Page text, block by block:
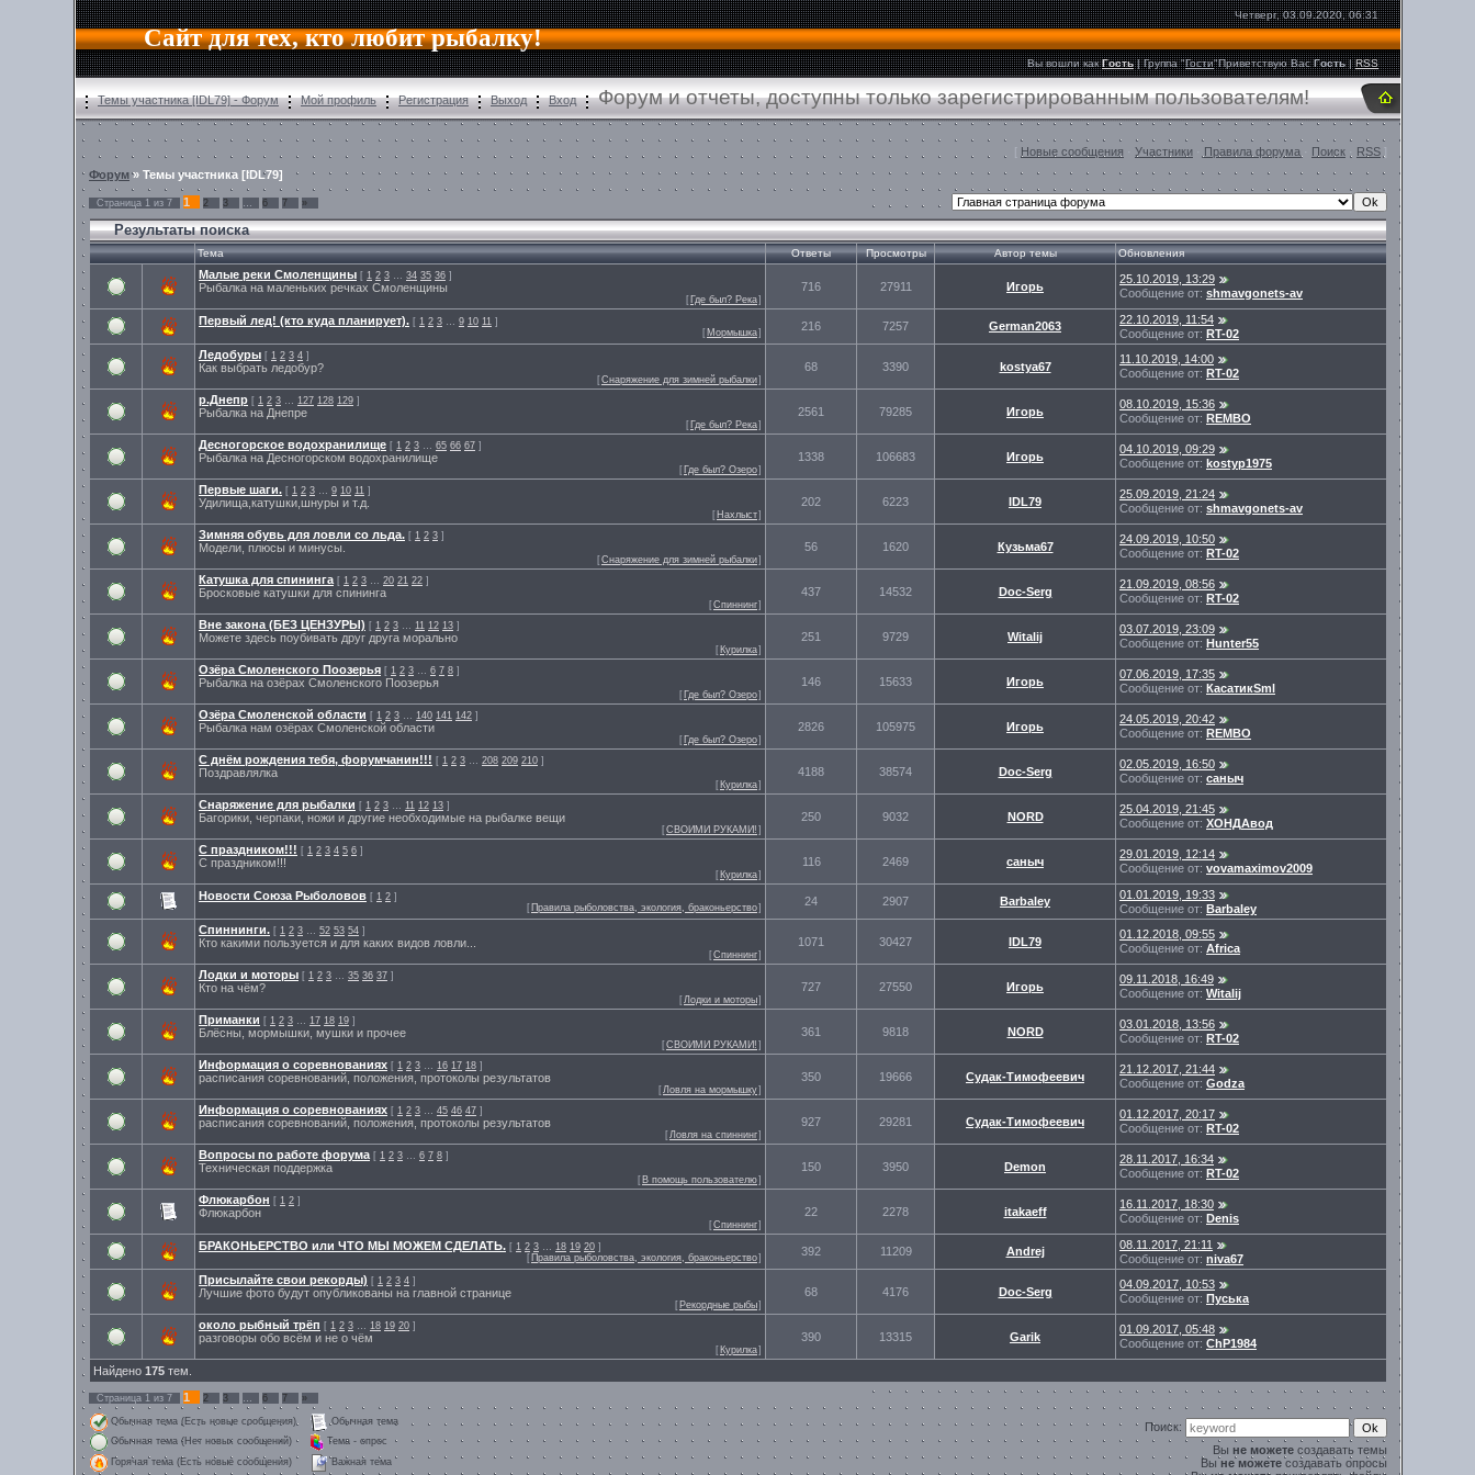
Сайт для тех, кто любит рыбалку!
Четверг, 03.09.2020, 06:31
Вы вошли как Гость|Группа"Гости"Приветствую Вас Гость |RSS
Темы участника [IDL79] - Форум Мой профиль Регистрация Выход Вход Форум и отчеты, доступны только зарегистрированным пользователям!
[ Новые сообщения Участники Правила форума Поиск RSS ]
Форум» Темы участника [IDL79]
Страница 1 из 7 1 2 3 … 6 7 »
Результаты поиска
Тема Ответы Просмотры Автор темы Обновления
Малые реки Смоленщины [ 1 2 3 … 34 35 36 ]
Рыбалка на маленьких речках Смоленщины
[ Где был? Река]
716 27911 Игорь
25.10.2019, 13:29
Сообщение от: shmavgonets-av
Первый лед! (кто куда планирует). [ 1 2 3 … 9 10 11 ]
[ Мормышка] 216 7257 German2063
22.10.2019, 11:54
Сообщение от: RT-02
Ледобуры [ 1 2 3 4 ]
Как выбрать ледобур?
[Снаряжение для зимней рыбалки]
68 3390 kostya67
11.10.2019, 14:00
Сообщение от: RT-02
р.Днепр [ 1 2 3 … 127 128 129 ]
Рыбалка на Днепре
[ Где был? Река]
2561 79285 Игорь
08.10.2019, 15:36
Сообщение от: REMBO
Десногорское водохранилище [ 1 2 3 … 65 66 67 ]
Рыбалка на Десногорском водохранилище
[ Где был? Озеро]
1338 106683 Игорь
04.10.2019, 09:29
Сообщение от: kostyp1975
Первые шаги. [ 1 2 3 … 9 10 11 ]
Удилища,катушки,шнуры и т.д.
[ Нахлыст]
202 6223 IDL79
25.09.2019, 21:24
Сообщение от: shmavgonets-av
Зимняя обувь для ловли со льда. [ 1 2 3 ]
Модели, плюсы и минусы.
[Снаряжение для зимней рыбалки]
56 1620 Кузьма67
24.09.2019, 10:50
Сообщение от: RT-02
Катушка для спининга [ 1 2 3 … 20 21 22 ]
Бросковые катушки для спининга
[Спиннинг]
437 14532 Doc-Serg
21.09.2019, 08:56
Сообщение от: RT-02
Вне закона (БЕЗ ЦЕНЗУРЫ) [ 1 2 3 … 11 12 13 ]
Можете здесь поубивать друг друга морально
[ Курилка]
251 9729 Witalij
03.07.2019, 23:09
Сообщение от: Hunter55
Озёра Смоленского Поозерья [ 1 2 3 … 6 7 8 ]
Рыбалка на озёрах Смоленского Поозерья
[ Где был? Озеро]
146 15633 Игорь
07.06.2019, 17:35
Сообщение от: КасатикSml
Озёра Смоленской области [ 1 2 3 … 140 141 142 ]
Рыбалка нам озёрах Смоленской области
[ Где был? Озеро]
2826 105975 Игорь
24.05.2019, 20:42
Сообщение от: REMBO
С днём рождения тебя, форумчанин!!! [ 1 2 3 … 208 209 210 ]
Поздравлялка
[ Курилка]
4188 38574 Doc-Serg
02.05.2019, 16:50
Сообщение от: саныч
Снаряжение для рыбалки [ 1 2 3 … 11 12 13 ]
Багорики, черпаки, ножи и другие необходимые на рыбалке вещи
[СВОИМИ РУКАМИ! ]
250 9032 NORD
25.04.2019, 21:45
Сообщение от: ХОНДАвод
С праздником!!! [ 1 2 3 4 5 6 ]
С праздником!!!
[ Курилка]
116 2469 саныч
29.01.2019, 12:14
Сообщение от: vovamaximov2009
Новости Союза Рыболовов [ 1 2 ]
[ Правила рыболовства, экология, браконьерство] 24 2907 Barbaley
01.01.2019, 19:33
Сообщение от: Barbaley
Спиннинги. [ 1 2 3 … 52 53 54 ]
Кто какими пользуется и для каких видов ловли...
[Спиннинг]
1071 30427 IDL79
01.12.2018, 09:55
Сообщение от: Africa
Лодки и моторы [ 1 2 3 … 35 36 37 ]
Кто на чём?
[Лодки и моторы]
727 27550 Игорь
09.11.2018, 16:49
Сообщение от: Witalij
Приманки [ 1 2 3 … 17 18 19 ]
Блёсны, мормышки, мушки и прочее
[СВОИМИ РУКАМИ! ]
361 9818 NORD
03.01.2018, 13:56
Сообщение от: RT-02
Информация о соревнованиях [ 1 2 3 … 16 17 18 ]
расписания соревнований, положения, протоколы результатов
[Ловля на мормышку]
350 19666 Судак-Тимофеевич
21.12.2017, 21:44
Сообщение от: Godza
Информация о соревнованиях [ 1 2 3 … 45 46 47 ]
расписания соревнований, положения, протоколы результатов
[Ловля на спиннинг]
927 29281 Судак-Тимофеевич
01.12.2017, 20:17
Сообщение от: RT-02
Вопросы по работе форума [ 1 2 3 … 6 7 8 ]
Техническая поддержка
[ В помощь пользователю]
150 3950 Demon
28.11.2017, 16:34
Сообщение от: RT-02
Флюкарбон [ 1 2 ]
Флюкарбон
[Спиннинг]
22 2278 itakaeff
16.11.2017, 18:30
Сообщение от: Denis
БРАКОНЬЕРСТВО или ЧТО МЫ МОЖЕМ СДЕЛАТЬ. [ 1 2 3 … 18 19 20 ]
[ Правила рыболовства, экология, браконьерство] 392 11209 Andrej
08.11.2017, 21:11
Сообщение от: niva67
Присылайте свои рекорды) [ 1 2 3 4 ]
Лучшие фото будут опубликованы на главной странице
[ Рекордные рыбы]
68 4176 Doc-Serg
04.09.2017, 10:53
Сообщение от: Пуська
около рыбный трёп [ 1 2 3 … 18 19 20 ]
разговоры обо всём и не о чём
[ Курилка]
390 13315 Garik
01.09.2017, 05:48
Сообщение от: ChP1984
Найдено 175 тем.
Страница 1 из 7 1 2 3 … 6 7 »
Обычная тема (Есть новые сообщения)
Обычная тема
Обычная тема (Нет новых сообщений)
Тема - опрос
Горячая тема (Есть новые сообщения)
Важная тема
Поиск:
Вы не можете создавать темы
Выне можетесоздавать опросы